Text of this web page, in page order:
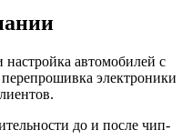
автомобилей с
электроники